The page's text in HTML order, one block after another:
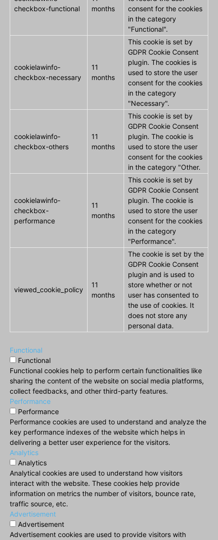
checkbox-functional
months
consent for the cookies
in the category
"Functional".
cookielawinfo-
checkbox-necessary
11
months
This cookie is set by
GDPR Cookie Consent
plugin. The cookies is
used to store the user
consent for the cookies
in the category
"Necessary".
cookielawinfo-
checkbox-others
11
months
This cookie is set by
GDPR Cookie Consent
plugin. The cookie is
used to store the user
consent for the cookies
in the category "Other.
cookielawinfo-
checkbox-
performance
11
months
This cookie is set by
GDPR Cookie Consent
plugin. The cookie is
used to store the user
consent for the cookies
in the category
"Performance".
viewed_cookie_policy
11
months
The cookie is set by the
GDPR Cookie Consent
plugin and is used to
store whether or not
user has consented to
the use of cookies. It
does not store any
personal data.
Functional
Functional
Functional cookies help to perform certain functionalities like
sharing the content of the website on social media platforms,
collect feedbacks, and other third-party features.
Performance
Performance
Performance cookies are used to understand and analyze the
key performance indexes of the website which helps in
delivering a better user experience for the visitors.
Analytics
Analytics
Analytical cookies are used to understand how visitors
interact with the website. These cookies help provide
information on metrics the number of visitors, bounce rate,
traffic source, etc.
Advertisement
Advertisement
Advertisement cookies are used to provide visitors with